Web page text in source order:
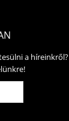
a híreinkről?